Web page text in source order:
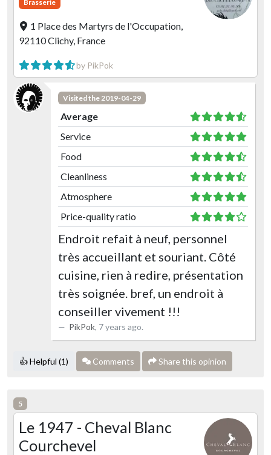
Brasserie
1 Place des Martyrs de l'Occupation,
92110 Clichy, France
by PikPok
Visited the 2019-04-29
Average
Service
Food
Cleanliness
Atmosphere
Price-quality ratio
Endroit refait à neuf, personnel
très accueillant et souriant. Côté
cuisine, rien à redire, présentation
très soignée. bref, un endroit à
conseiller vivement !!!
PikPok, 7 years ago.
👍 Helpful (1) Comments Share this opinion
5
Le 1947 - Cheval Blanc
Courchevel